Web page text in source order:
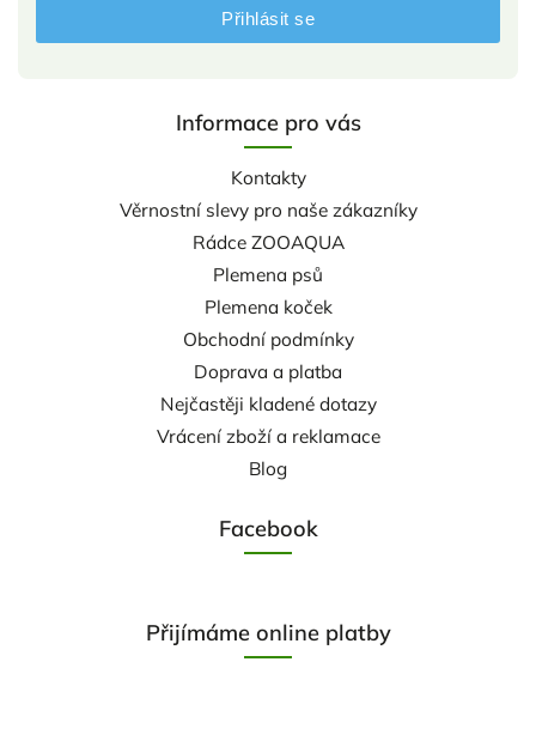
Informace pro vás
Kontakty
Věrnostní slevy pro naše zákazníky
Rádce ZOOAQUA
Plemena psů
Plemena koček
Obchodní podmínky
Doprava a platba
Nejčastěji kladené dotazy
Vrácení zboží a reklamace
Blog
Facebook
Přihlásit se
Přijímáme online platby